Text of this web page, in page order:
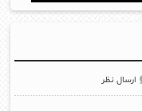
ارسال نظر